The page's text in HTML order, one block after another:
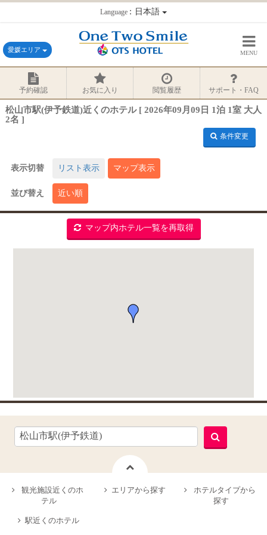
Language：日本語
愛媛エリア MENU
予約確認 お気に入り 閲覧履歴 サポート・FAQ
松山市駅(伊予鉄道)近くのホテル [ 2026年09月09日 1泊 1室 大人
2名 ]
条件変更
表示切替 リスト表示 マップ表示
並び替え 近い順
マップ内ホテル一覧を再取得
観光施設近くのホ
テル
エリアから探す
ホテルタイプから
探す
駅近くのホテル